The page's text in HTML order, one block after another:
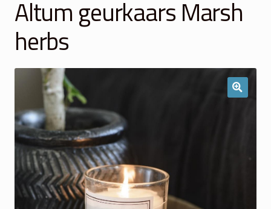
Winkelmand
Over Ons
Veelgestelde vragen
Contact
Altum geurkaars Marsh
herbs